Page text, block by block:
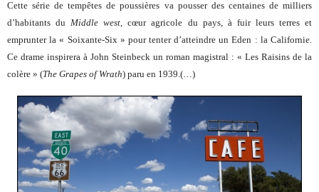
Cette série de tempêtes de poussières va pousser des centaines de milliers
d’habitants duMiddle west, cœur agricole du pays, à fuir leurs terres et
emprunter la « Soixante-Six » pour tenter d’atteindre un Eden : la Californie.
Ce drame inspirera à John Steinbeck un roman magistral : « Les Raisins de la
colère » (The Grapes of Wrath) paru en 1939.(…)